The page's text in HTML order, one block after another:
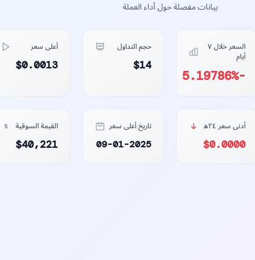
بيانات مفصلة حول أداء العملة
السعر خلال ٧
أيام
-5.19786%
حجم التداول
$14
أعلى سعر
$0.0013
أدنى سعر ٢٤ه
$0.0000
تاريخ أعلى سعر
09-01-2025
القيمة السوقية
$40,221